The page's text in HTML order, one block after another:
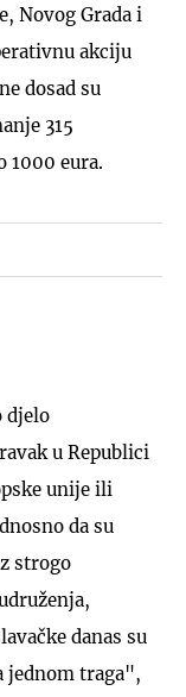
Novog Grada i
akciju
dosad su
315
1000 eura.
djelo
u Republici
unije ili
da su
strogo
danas su
jednom traga",